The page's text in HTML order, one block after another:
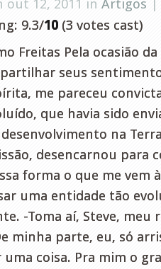
out 12, 2011 in Artigos |
9.3/10 (3 votes cast)
Freitas Pela ocasião
seus
me pareceu
que havia sido
na
desencarnou para
forma o que me vem
uma entidade tão
-Toma aí, Steve, meu
minha parte, eu, só
coisa. Pra mim o